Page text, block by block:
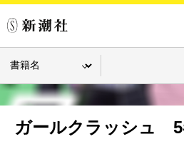
ガールクラッシュ